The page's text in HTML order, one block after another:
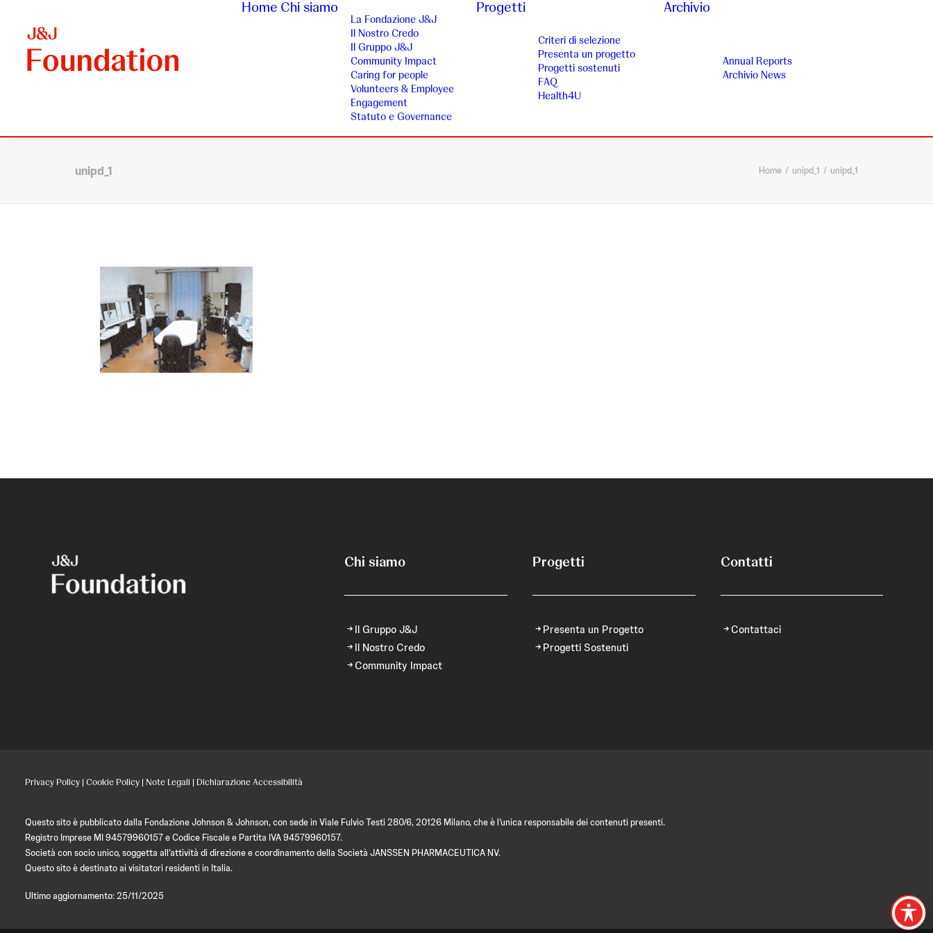
Home Chi siamo
La Fondazione J&J
Il Nostro Credo
Il Gruppo J&J
Community Impact
Caring for people
Volunteers & Employee
Engagement
Statuto e Governance
Progetti
Criteri di selezione
Presenta un progetto
Progetti sostenuti
FAQ
Health4U
Archivio
Annual Reports
Archivio News
unipd_1 Home unipd_1 unipd_1
Chi siamo
Il Gruppo J&J
Il Nostro Credo
Community Impact
Progetti
Presenta un Progetto
Progetti Sostenuti
Contatti
Contattaci
Privacy Policy | Cookie Policy | Note Legali | Dichiarazione Accessibilità
Questo sito è pubblicato dalla Fondazione Johnson & Johnson, con sede in Viale Fulvio Testi 280/6, 20126 Milano, che è l’unica responsabile dei contenuti presenti.
Registro Imprese MI 94579960157 e Codice Fiscale e Partita IVA 94579960157.
Società con socio unico, soggetta all’attività di direzione e coordinamento della Società JANSSEN PHARMACEUTICA NV.
Questo sito è destinato ai visitatori residenti in Italia.
Ultimo aggiornamento: 25/11/2025